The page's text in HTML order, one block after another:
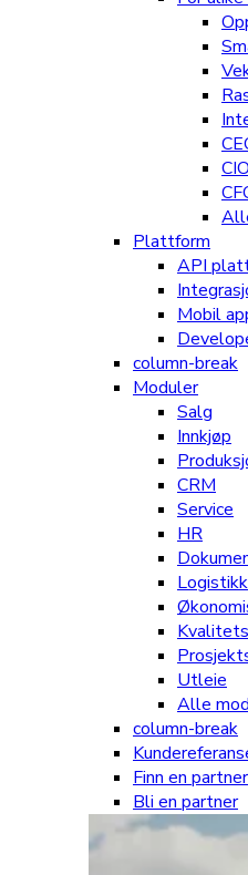
CIO
Plattform
API
Mobil
column-break
Moduler
Salg
Innkjøp
CRM
Service
HR
Logistikk
Utleie
Alle
column-break
Finn en partner
Bli en partner